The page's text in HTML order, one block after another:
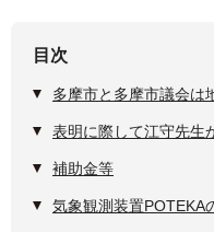
目次
多摩市と多摩市議会は
表明に際して江守先生
補助金等
気象観測装置POTEKA